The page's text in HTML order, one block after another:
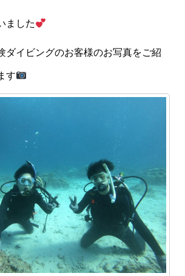
ました
ダイビングのお客様のお写真をご紹
す